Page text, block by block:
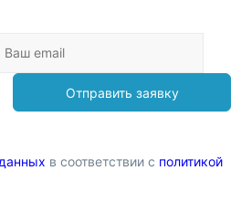
Отправить заявку
в соответствии с политикой